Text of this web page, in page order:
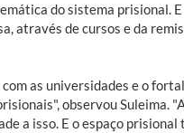
do sistema prisional.
através de cursos e da
as universidades e o
observou Suleima.
a isso. E o espaço prisional